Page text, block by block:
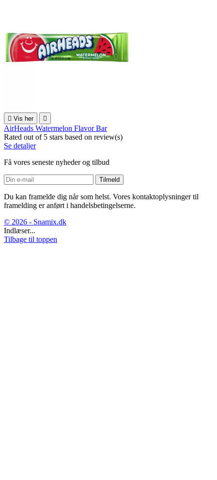
 Vis her 
AirHeads Watermelon Flavor Bar
Rated out of 5 stars based on review(s)
Se detaljer
Få vores seneste nyheder og tilbud
Du kan framelde dig når som helst. Vores kontaktoplysninger til
framelding er anført i handelsbetingelserne.
© 2026 - Snamix.dk
Indlæser...
Tilbage til toppen